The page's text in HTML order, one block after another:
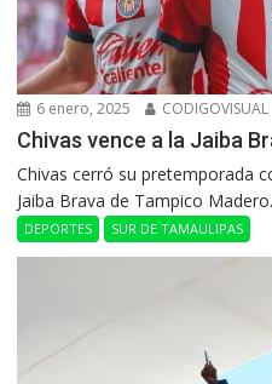
6 enero, 2025 CODIGOVISUAL
Chivas vence a la Jaiba
Chivas cerró su pretemporada
Jaiba Brava de Tampico
DEPORTES SUR DE TAMAULIPAS